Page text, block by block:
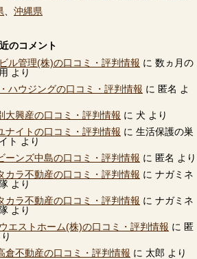
沖縄県
のコメント
ル管理(株)の口コミ・評判情報 に 数ヵ月の
より
ハウジングの口コミ・評判情報 に 匿名 よ
大興産の口コミ・評判情報 に 犬 より
ナイトの口コミ・評判情報 に 生活保護の巣
ト より
ーンズ中島の口コミ・評判情報 に 匿名 より
カラ不動産の口コミ・評判情報 に ナガミネ
より
カラ不動産の口コミ・評判情報 に ナガミネ
より
エストホーム(株)の口コミ・評判情報 に 匿
倉不動産の口コミ・評判情報 に 太郎 より